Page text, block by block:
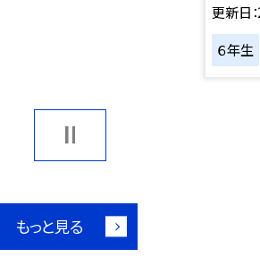
更新日
６年生
もっと見る